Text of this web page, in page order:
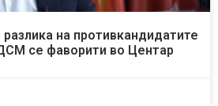
на противкандидатите
се фаворити во Центар